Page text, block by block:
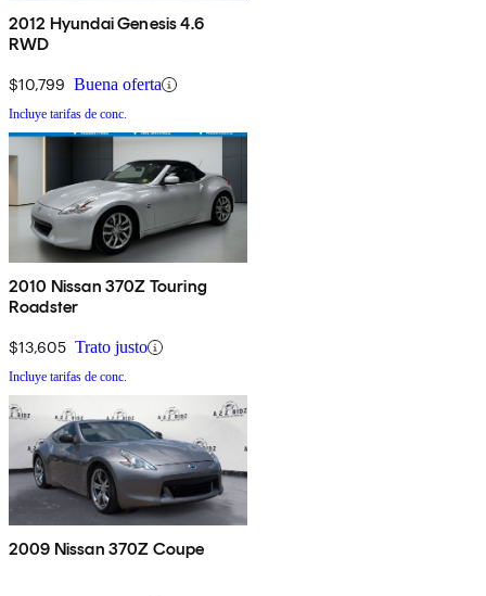
2012 Hyundai Genesis 4.6
RWD
$10,799 Buena oferta
Incluye tarifas de conc.
2010 Nissan 370Z Touring
Roadster
$13,605 Trato justo
Incluye tarifas de conc.
2009 Nissan 370Z Coupe